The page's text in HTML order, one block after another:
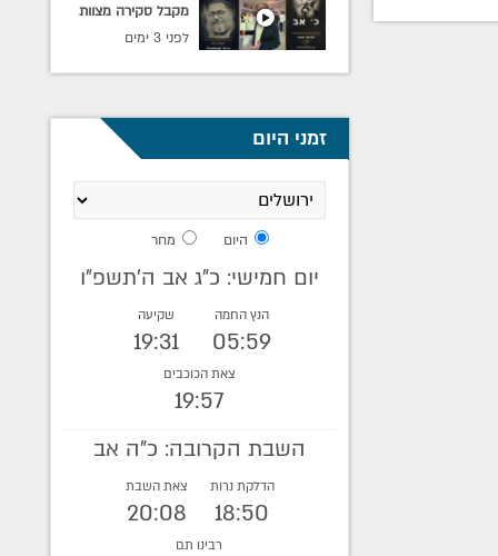
מקבל סקירה מצוות
ההפקה ומציג את
לקראת מעמד כ׳ אב
לפני 3 ימים
זמני היום
היום מחר
יום חמישי: כ"ג אב ה׳תשפ״ו
הנץ החמה
05:59
שקיעה
19:31
צאת הכוכבים
19:57
השבת הקרובה: כ"ה אב
הדלקת נרות
18:50
צאת השבת
20:08
רבינו תם